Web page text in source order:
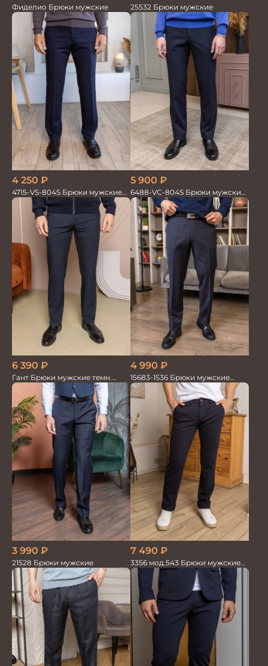
Фиделио Брюки мужские 25532 Брюки мужские
4 250 ₽
4715-VS-804S Брюки мужские
т.син однотонный
5 900 ₽
6488-VC-804S Брюки мужские
т.синие однотон.
6 390 ₽
Гант Брюки мужские темн.
деми
4 990 ₽
15683-1536 Брюки мужские
т.син. однотон.
3 990 ₽
21528 Брюки мужские
7 490 ₽
3356 мод.543 Брюки мужские
трикотаж